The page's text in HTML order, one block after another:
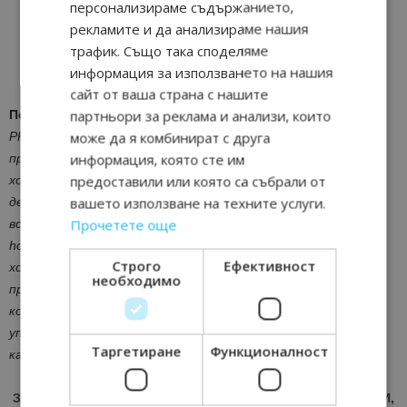
ТЕЗИ ОТ ВОЙНИЦИ.
Михаел Видман (първият вдясно)
Повече информация за PKF hospitality group:
PKF hospitality group е международно признат лидер,
предоставящ консултантски услуги в областта на
хотелиерството и развитието на туристическите
дестинации. С екип от 100 консултанта в 20 офиса на
всички континенти и опит от почти 100 години, PKF
hospitality group предлага услуги с фокус върху секторите
хотелиерство, туризъм – включително предпроектни
проучвания, оценки, търсене на оператор, проекти
консултации за развитие, финансиране и инвестиции,
управление на активи, изследвания и сравнителен анализ,
както и стратегическо консултиране.
ЗА АКТУАЛНИ НОВИНИ И ПРОМОЦИИ НА АВИОКОМПАНИИ,
персонализираме съдържанието,
рекламите и да анализираме нашия
трафик. Също така споделяме
информация за използването на нашия
сайт от ваша страна с нашите
партньори за реклама и анализи, които
може да я комбинират с друга
информация, която сте им
предоставили или която са събрали от
вашето използване на техните услуги.
Прочетете още
Строго
необходимо
Ефективност
Таргетиране Функционалност